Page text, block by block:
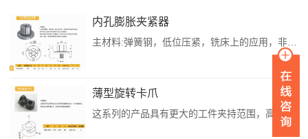
内孔膨胀夹紧器
主材料:弹簧钢，低位压紧，铣床上的应用，非常适合平板式夹具组合，易于再加工以适合车床或适用于车床上的次级加工使每个基座或治具板上可放置更多工件用六角头扳手或液压拉缸紧锁(需钻一通孔，使更长的螺栓能与液压拉杆缸连接)内孔膨胀夹紧器来源：克莱普已经过安全软件检测无毒，请您放心下载。...
薄型旋转卡爪
这系列的产品具有更大的工件夹持范围，高硬度HRC52°~54°的齿型钳口能在加工时紧咬着工件，亦适用于火焰切割及铸件。薄型旋转卡爪来源：克莱普已经过安全软件检测无毒，请您放心下载。...